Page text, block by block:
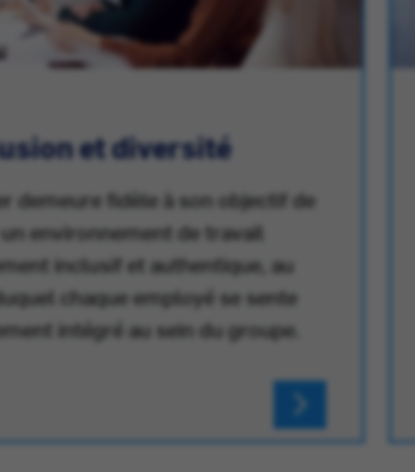
et diversité
demeure fidèle à son objectif de
environnement de travail
inclusif et authentique, au
chaque employé se sente
intégré au sein du groupe.